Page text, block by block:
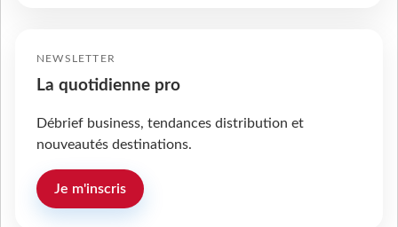
NEWSLETTER
La quotidienne pro
Débrief business, tendances distribution et
nouveautés destinations.
Je m'inscris